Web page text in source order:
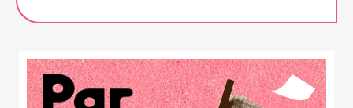
的地鐵，或是在林肯中心的紐約愛樂開季音樂會，
們的生物時鐘，就像表演藝術裡的那句名言：The s